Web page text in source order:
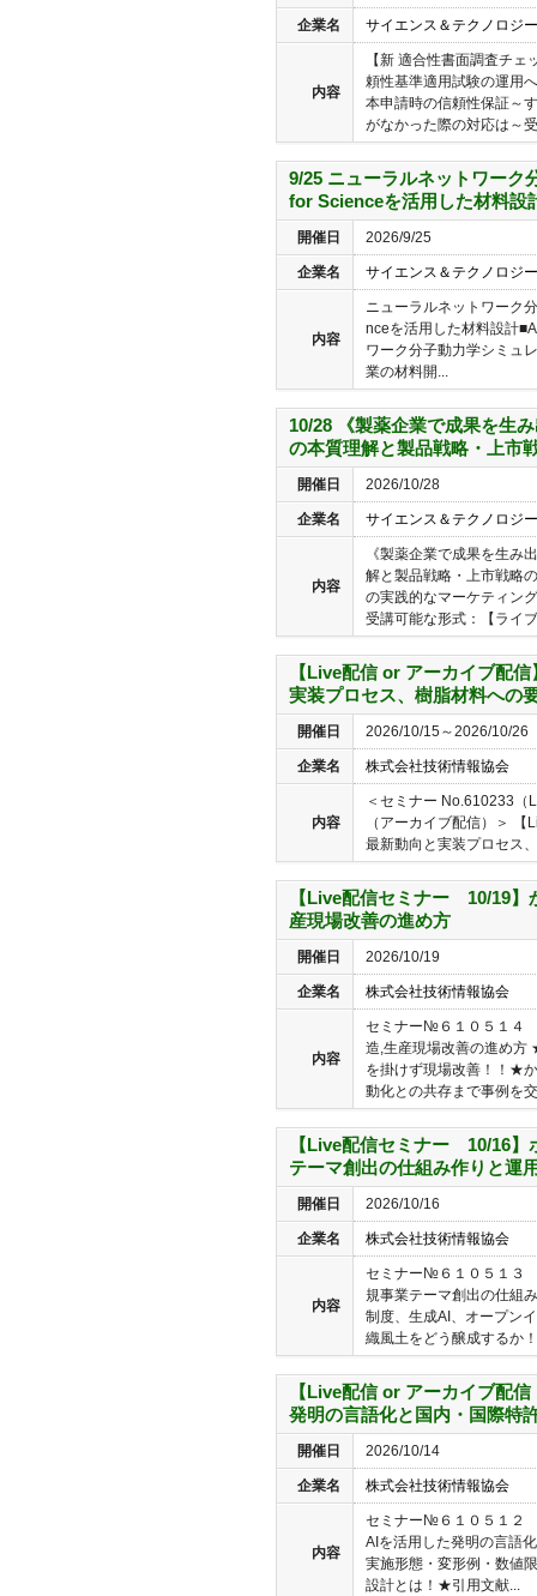
企業名 サイエンス＆テクノロジ
内容
【新 適合性書面調査チ
頼性基準適用試験の運用
本申請時の信頼性保証～
がなかった際の対応は～
9/25 ニューラルネットワーク
for Scienceを活用した材料設
開催日 2026/9/25
企業名 サイエンス＆テクノロジ
内容
ニューラルネットワーク
nceを活用した材料設計
ワーク分子動力学シミュ
業の材料開...
10/28 《製薬企業で成果を生
の本質理解と製品戦略・上市
開催日 2026/10/28
企業名 サイエンス＆テクノロジ
内容
《製薬企業で成果を生み
解と製品戦略・上市戦略
の実践的なマーケティン
受講可能な形式：【ライ
【Live配信 or アーカイブ配
実装プロセス、樹脂材料への
開催日 2026/10/15～2026/10/26
企業名 株式会社技術情報協会
内容
＜セミナー No.610233（
（アーカイブ配信）＞
最新動向と実装プロセス
【Live配信セミナー 10/19】
産現場改善の進め方
開催日 2026/10/19
企業名 株式会社技術情報協会
内容
セミナー№６１０５１４
造,生産現場改善の進め方
を掛けず現場改善！！★
動化との共存まで事例を
【Live配信セミナー 10/16】
テーマ創出の仕組み作りと運
開催日 2026/10/16
企業名 株式会社技術情報協会
内容
セミナー№６１０５１３
規事業テーマ創出の仕組
制度、生成AI、オープン
織風土をどう醸成するか
【Live配信 or アーカイブ配
発明の言語化と国内・国際特
開催日 2026/10/14
企業名 株式会社技術情報協会
内容
セミナー№６１０５１２
AIを活用した発明の言語
実施形態・変形例・数値
設計とは！★引用文献...